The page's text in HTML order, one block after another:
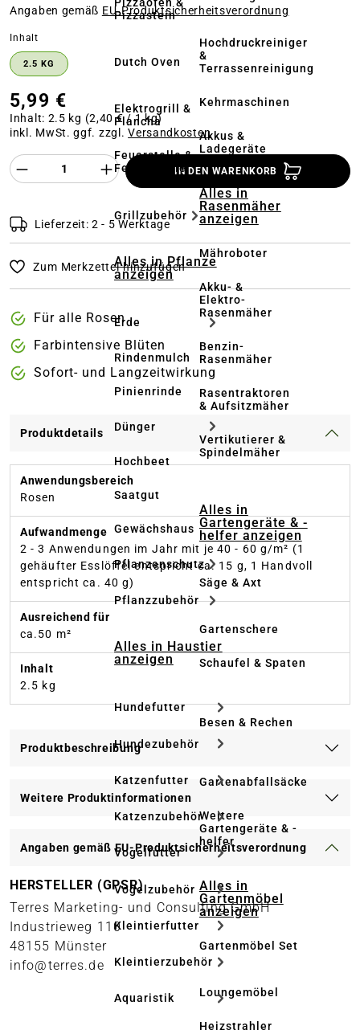
Pizzastein
Dutch Oven
Elektrogrill &
Plancha
Feuerstelle &
Feuerschale
Grillzubehör
Alles in Pflanze
anzeigen
Erde
Rindenmulch
Pinienrinde
Dünger
Hochbeet
Saatgut
Gewächshaus
Pflanzenschutz
Pflanzzubehör
Alles in Haustier
anzeigen
Hundefutter
Hundezubehör
Katzenfutter
Katzenzubehör
Vogelfutter
Vogelzubehör
Kleintierfutter
Kleintierzubehör
Aquaristik
Hochdruckreiniger
&
Terrassenreinigung
Kehrmaschinen
Akkus &
Ladegeräte
Alles in
Rasenmäher
anzeigen
Mähroboter
Akku- &
Elektro-
Rasenmäher
Benzin-
Rasenmäher
Rasentraktoren
& Aufsitzmäher
Vertikutierer &
Spindelmäher
Alles in
Gartengeräte & -
helfer anzeigen
Säge & Axt
Gartenschere
Schaufel & Spaten
Besen & Rechen
Gartenabfallsäcke
Weitere
Gartengeräte & -
helfer
Alles in
Gartenmöbel
anzeigen
Gartenmöbel Set
Loungemöbel
Heizstrahler
Angaben gemäß EU‑Produktsicherheitsverordnung
Inhalt
2.5 KG
5,99 €
Inhalt: 2.5 kg (2,40 € / 1 kg)
inkl. MwSt. ggf. zzgl.Versandkosten
Produkt Anzahl des Produktes
IN DEN WARENKORB
Lieferzeit: 2 - 5 Werktage
Zum Merkzettel hinzufügen
Für alle Rosen
Farbintensive Blüten
Sofort- und Langzeitwirkung
Produktdetails
Anwendungsbereich
Rosen
Aufwandmenge
2 - 3 Anwendungen im Jahr mit je 40 - 60 g/m² (1
gehäufter Esslöffel entspricht ca. 15 g, 1 Handvoll
entspricht ca. 40 g)
Ausreichend für
ca.50 m²
Inhalt
2.5 kg
Produktbeschreibung
Weitere Produktinformationen
Angaben gemäß EU-Produktsicherheitsverordnung
HERSTELLER (GPSR)
Terres Marketing- und Consulting GmbH
Industrieweg 110
48155 Münster
info@terres.de